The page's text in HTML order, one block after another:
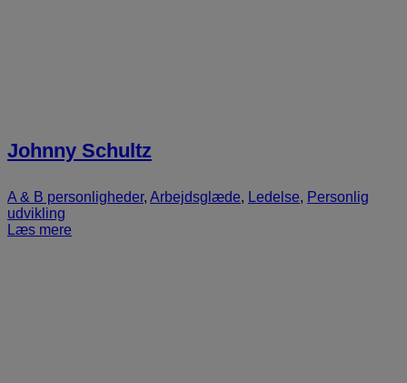
Johnny Schultz
A & B personligheder, Arbejdsglæde, Ledelse, Personlig
udvikling
Læs mere